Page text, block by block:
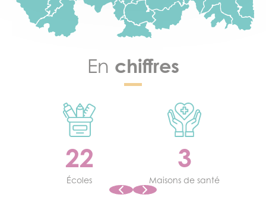
En chiffres
22
Écoles
3
Maisons de santé